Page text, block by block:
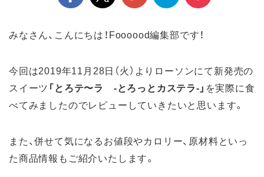
みなさん、こんにちは！Foooood編集部です！
今回は2019年11月28日（火）よりローソンにて新発売の
スイーツ 「とろテ〜ラ -とろっとカステラ-」 を実際に食
べてみましたのでレビューしていきたいと思います。
また、併せて気になるお値段やカロリー、原材料といっ
た商品情報もご紹介いたします。